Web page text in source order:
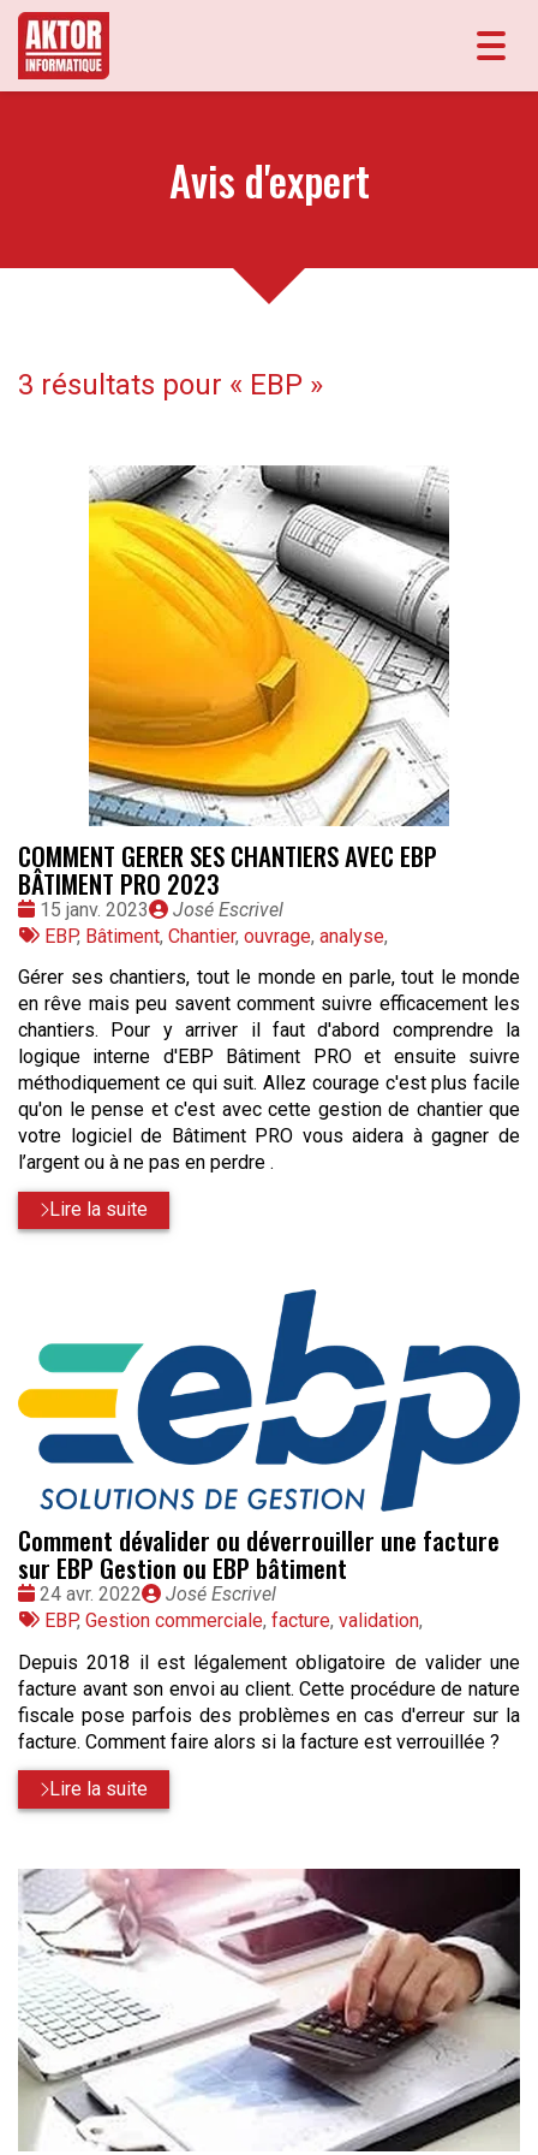
Avis d'expert
3 résultats pour « EBP »
COMMENT GERER SES CHANTIERS AVEC EBP
BÂTIMENT PRO 2023
Date
:
15 janv. 2023
Publié
par
José Escrivel
Tags
EBP, Bâtiment, Chantier, ouvrage, analyse,
Gérer ses chantiers, tout le monde en parle, tout le monde
en rêve mais peu savent comment suivre efficacement les
chantiers. Pour y arriver il faut d'abord comprendre la
logique interne d'EBP Bâtiment PRO et ensuite suivre
méthodiquement ce qui suit. Allez courage c'est plus facile
qu'on le pense et c'est avec cette gestion de chantier que
votre logiciel de Bâtiment PRO vous aidera à gagner de
l’argent ou à ne pas en perdre .
Lire la suite
Comment dévalider ou déverrouiller une facture
sur EBP Gestion ou EBP bâtiment
Date
:
24 avr. 2022
Publié
par
José Escrivel
Tags
EBP, Gestion commerciale, facture, validation,
Depuis 2018 il est légalement obligatoire de valider une
facture avant son envoi au client. Cette procédure de nature
fiscale pose parfois des problèmes en cas d'erreur sur la
facture. Comment faire alors si la facture est verrouillée ?
Lire la suite